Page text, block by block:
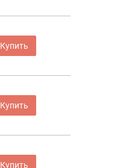
Купить
Купить
Купить